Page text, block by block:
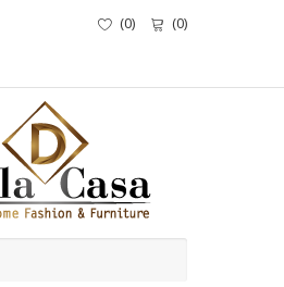
(0) (0)